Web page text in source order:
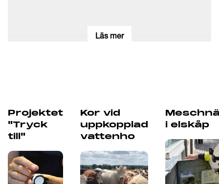
optimera odlingen.
Avfallshantering:Mängden avfall i soptunnan
eller containern mäts med sensorer och gör
att tömningen kan styras till när den behövs,
istället för att göras efter ett schema.
Läs mer
Projektet
"Tryck
till"
Kor vid
uppkopplad
vattenho
i elskåp